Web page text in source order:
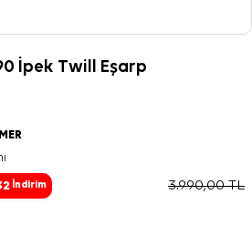
İpek Twill Eşarp
İndirim 3.990,00TL